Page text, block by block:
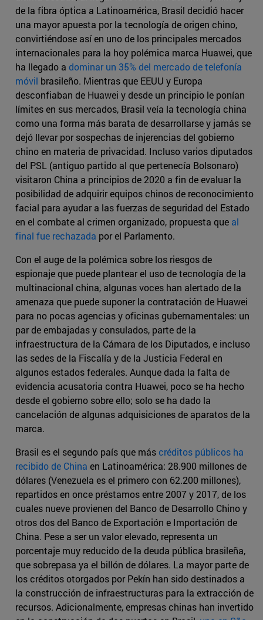
de la fibra óptica a Latinoamérica, Brasil decidió hacer
una mayor apuesta por la tecnología de origen chino,
convirtiéndose así en uno de los principales mercados
internacionales para la hoy polémica marca Huawei, que
ha llegado a dominar un 35% del mercado de telefonía
móvil brasileño. Mientras que EEUU y Europa
desconfiaban de Huawei y desde un principio le ponían
límites en sus mercados, Brasil veía la tecnología china
como una forma más barata de desarrollarse y jamás se
dejó llevar por sospechas de injerencias del gobierno
chino en materia de privacidad. Incluso varios diputados
del PSL (antiguo partido al que pertenecía Bolsonaro)
visitaron China a principios de 2020 a fin de evaluar la
posibilidad de adquirir equipos chinos de reconocimiento
facial para ayudar a las fuerzas de seguridad del Estado
en el combate al crimen organizado, propuesta que al
final fue rechazada por el Parlamento.
Con el auge de la polémica sobre los riesgos de
espionaje que puede plantear el uso de tecnología de la
multinacional china, algunas voces han alertado de la
amenaza que puede suponer la contratación de Huawei
para no pocas agencias y oficinas gubernamentales: un
par de embajadas y consulados, parte de la
infraestructura de la Cámara de los Diputados, e incluso
las sedes de la Fiscalía y de la Justicia Federal en
algunos estados federales. Aunque dada la falta de
evidencia acusatoria contra Huawei, poco se ha hecho
desde el gobierno sobre ello; solo se ha dado la
cancelación de algunas adquisiciones de aparatos de la
marca.
Brasil es el segundo país que máscréditos públicos ha
recibido de China en Latinoamérica: 28.900 millones de
dólares (Venezuela es el primero con 62.200 millones),
repartidos en once préstamos entre 2007 y 2017, de los
cuales nueve provienen del Banco de Desarrollo Chino y
otros dos del Banco de Exportación e Importación de
China. Pese a ser un valor elevado, representa un
porcentaje muy reducido de la deuda pública brasileña,
que sobrepasa ya el billón de dólares. La mayor parte de
los créditos otorgados por Pekín han sido destinados a
la construcción de infraestructuras para la extracción de
recursos. Adicionalmente, empresas chinas han invertido